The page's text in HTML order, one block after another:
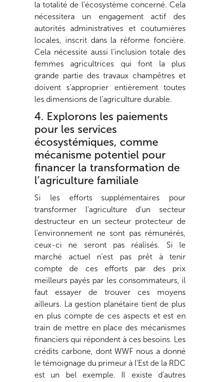
la totalité de l’écosystème concerné. Cela
nécessitera un engagement actif des
autorités administratives et coutumières
locales, inscrit dans la réforme foncière.
Cela nécessite aussi l’inclusion totale des
femmes agricultrices qui font la plus
grande partie des travaux champêtres et
doivent s’approprier entièrement toutes
les dimensions de l’agriculture durable.
4. Explorons les paiements
pour les services
écosystémiques, comme
mécanisme potentiel pour
financer la transformation de
l’agriculture familiale
Si les efforts supplémentaires pour
transformer l’agriculture d’un secteur
destructeur en un secteur protecteur de
l’environnement ne sont pas rémunérés,
ceux-ci ne seront pas réalisés. Si le
marché actuel n’est pas prêt à tenir
compte de ces efforts par des prix
meilleurs payés par les consommateurs, il
faut essayer de trouver ces moyens
ailleurs. La gestion planétaire tient de plus
en plus compte de ces aspects et est en
train de mettre en place des mécanismes
financiers qui répondent à ces besoins. Les
crédits carbone, dont WWF nous a donné
le témoignage du primeur à l’Est de la RDC
est un bel exemple. Il existe d’autres